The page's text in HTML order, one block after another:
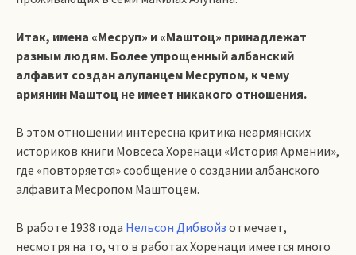
Итак, имена «Месруп» и «Маштоц» принадлежат
разным людям. Более упрощенный албанский
алфавит создан алупанцем Месрупом, к чему
армянин Маштоц не имеет никакого отношения.
В этом отношении интересна критика неармянских
историков книги Мовсеса Хоренаци «История Армении»,
где «повторяется» сообщение о создании албанского
алфавита Месропом Маштоцем.
В работе 1938 года Нельсон Дибвойз отмечает,
несмотря на то, что в работах Хоренаци имеется много